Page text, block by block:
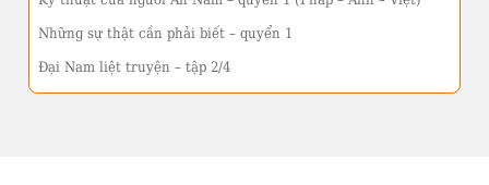
Những sự thật cần phải biết – quyển 1
Đại Nam liệt truyện – tập 2/4